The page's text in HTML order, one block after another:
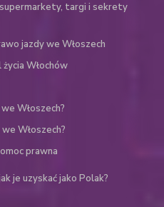
supermarkety, targi i sekrety
jazdy we Włoszech
Włochów
Włoszech?
Włoszech?
prawna
je uzyskać jako Polak?